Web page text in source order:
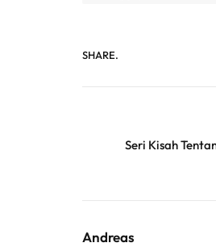
SHARE.
Seri Kisah
Andreas